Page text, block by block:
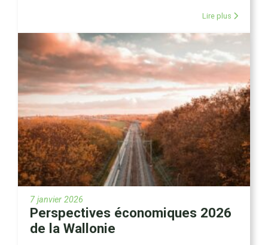
Lire plus
7 janvier 2026
Perspectives économiques 2026
de la Wallonie